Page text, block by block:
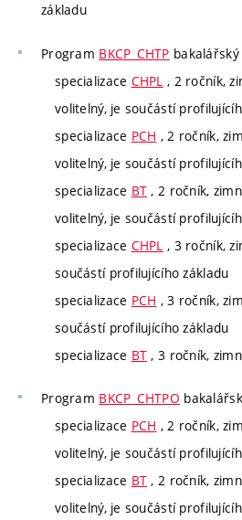
základu
Program BKCP_CHTP bakalářský
specializace CHPL , 2 ročník,
volitelný, je součástí
specializace PCH , 2 ročník,
volitelný, je součástí
specializace BT , 2 ročník,
volitelný, je součástí
specializace CHPL , 3 ročník,
součástí profilujícího základu
specializace PCH , 3 ročník,
součástí profilujícího základu
specializace BT , 3 ročník,
Program BKCP_CHTPO
specializace PCH , 2 ročník,
volitelný, je součástí
specializace BT , 2 ročník,
volitelný, je součástí